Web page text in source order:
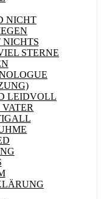
NICHT
NICHTS
STERNE S
LEIDVOLL